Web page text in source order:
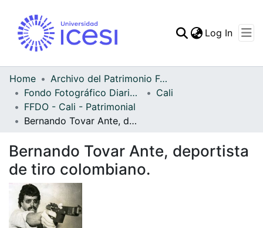
Statistics
Log In
Home
Archivo del Patrimonio Fotográfico y Fílmico del Valle del Cauca
Fondo Fotográfico Diario Occidente
Cali
FFDO - Cali - Patrimonial
Bernando Tovar Ante, deportista de tiro colombiano.
Bernando Tovar Ante, deportista
de tiro colombiano.